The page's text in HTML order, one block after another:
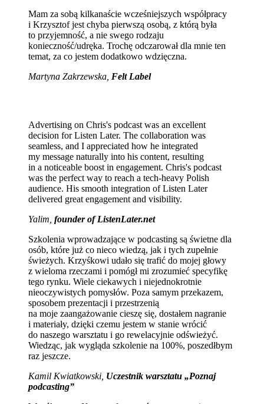
Mam za sobą kilkanaście wcześniejszych współpracy
i Krzysztof jest chyba pierwszą osobą, z którą była
to przyjemność, a nie swego rodzaju
konieczność/udręka. Trochę odczarował dla mnie ten
temat, za co jestem dodatkowo wdzięczna.
Martyna Zakrzewska, Felt Label
Advertising on Chris's podcast was an excellent
decision for Listen Later. The collaboration was
seamless, and I appreciated how he integrated
my message naturally into his content, resulting
in a noticeable boost in engagement. Chris's podcast
was the perfect way to reach a tech-heavy Polish
audience. His smooth integration of Listen Later
delivered great engagement and visibility.
Yalim, founder of ListenLater.net
Szkolenia wprowadzające w podcasting są świetne dla
osób, które już co nieco wiedzą, jak i tych zupełnie
świeżych. Krzyśkowi udało się trafić do mojej głowy
z wieloma rzeczami i pomógł mi zrozumieć specyfikę
tego rynku. Wiele ciekawych i niejednokrotnie
nieoczywistych pomysłów. Poza samym przekazem,
sposobem prezentacji i przestrzenią
na moje zaangażowanie cieszę się, dostałem nagranie
i materiały, dzięki czemu jestem w stanie wrócić
do naszego warsztatu i go rewelacyjnie odświeżyć.
Wiedząc, jak wygląda szkolenie na 100%, poszedłbym
raz jeszcze.
Kamil Kwiatkowski, Uczestnik warsztatu „Poznaj
podcasting”